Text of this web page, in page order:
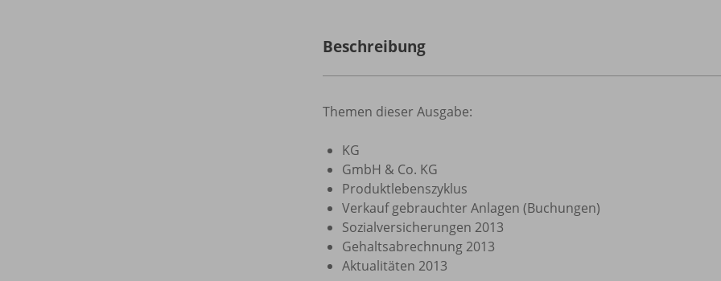
Beschreibung
Themen dieser Ausgabe:
KG
GmbH & Co. KG
Produktlebenszyklus
Verkauf gebrauchter Anlagen (Buchungen)
Sozialversicherungen 2013
Gehaltsabrechnung 2013
Aktualitäten 2013